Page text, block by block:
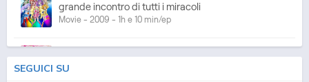
grande incontro di tutti i miracoli
Movie - 2009 - 1h e 10 min/ep
Anime - 2009 - 24 min/ep
SEGUICI SU